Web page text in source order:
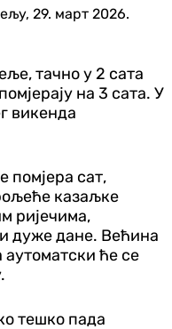
29. март 2026.
тачно у 2 сата
на 3 сата. У
викенда
помјера сат,
казаљке
ријечима,
дуже дане. Већина
ће се
тешко пада